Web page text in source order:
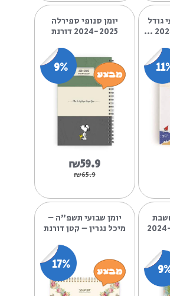
₪59.9
₪65.9
יומן סנופי ספירלה
9%